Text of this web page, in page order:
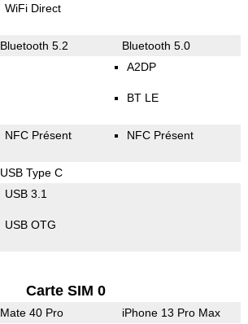
WiFi Direct
Bluetooth 5.2 Bluetooth 5.0
A2DP
BT LE
NFC Présent NFC Présent
USB Type C
USB 3.1
USB OTG
Carte SIM 0
Mate 40 Pro iPhone 13 Pro Max